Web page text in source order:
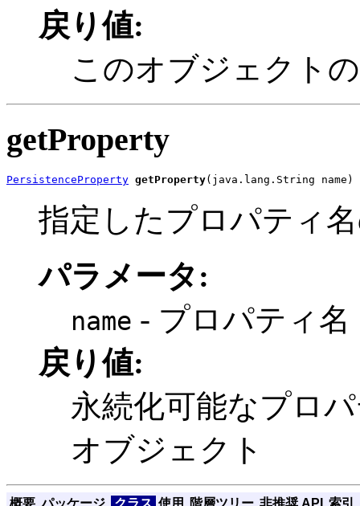
戻り値:
このオブジェクト
getProperty
PersistenceProperty getProperty(java.lang.String name)
指定したプロパティ
パラメータ:
name - プロパティ名
戻り値:
永続化可能なプロパ
オブジェクト
概要 パッケージ クラス 使用 階層ツリー 非推奨 API 索引